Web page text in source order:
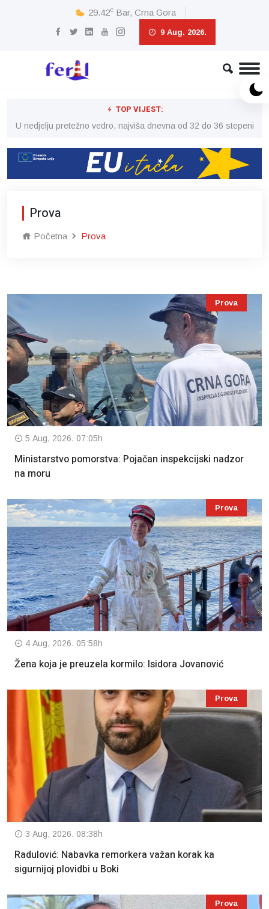
29.42c Bar, Crna Gora
9 Aug. 2026.
TOP VIJEST:
U nedjelju pretežno vedro, najviša dnevna od 32 do 36 stepeni
Prova
Početna Prova
Prova
5 Aug, 2026. 07:05h
Ministarstvo pomorstva: Pojačan inspekcijski nadzor
na moru
Prova
4 Aug, 2026. 05:58h
Žena koja je preuzela kormilo: Isidora Jovanović
Prova
3 Aug, 2026. 08:38h
Radulović: Nabavka remorkera važan korak ka
sigurnijoj plovidbi u Boki
Prova